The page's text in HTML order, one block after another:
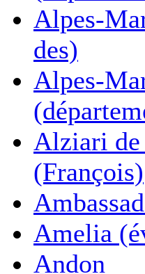
Alpes-
des)
Alpes-
Alziari de
(François)
Amelia
Andon